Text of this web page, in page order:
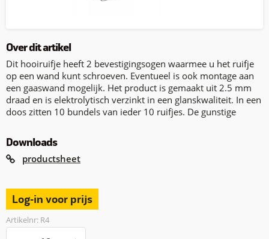
Over dit artikel
Dit hooiruifje heeft 2 bevestigingsogen waarmee u het ruifje
op een wand kunt schroeven. Eventueel is ook montage aan
een gaaswand mogelijk. Het product is gemaakt uit 2.5 mm
draad en is elektrolytisch verzinkt in een glanskwaliteit. In een
doos zitten 10 bundels van ieder 10 ruifjes. De gunstige
Downloads
productsheet
Log-in voor prijs
Artikelnr: R4